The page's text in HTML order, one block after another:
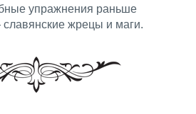
упражнения раньше
жрецы и маги.